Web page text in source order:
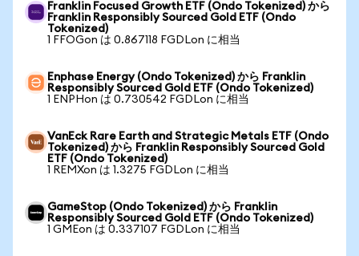
Franklin Focused Growth ETF (Ondo Tokenized) から
Franklin Responsibly Sourced Gold ETF (Ondo
Tokenized)
1 FFOGon は 0.867118 FGDLon に相当
Enphase Energy (Ondo Tokenized) から Franklin
Responsibly Sourced Gold ETF (Ondo Tokenized)
1 ENPHon は 0.730542 FGDLon に相当
VanEck Rare Earth and Strategic Metals ETF (Ondo
Tokenized) から Franklin Responsibly Sourced Gold
ETF (Ondo Tokenized)
1 REMXon は 1.3275 FGDLon に相当
GameStop (Ondo Tokenized) から Franklin
Responsibly Sourced Gold ETF (Ondo Tokenized)
1 GMEon は 0.337107 FGDLon に相当